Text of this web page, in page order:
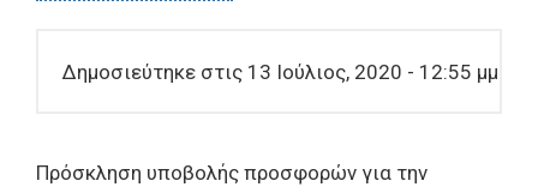
Δημοσιεύτηκε στις 13 Ιούλιος, 2020 - 12:55 μμ
Πρόσκληση υποβολής προσφορών για την